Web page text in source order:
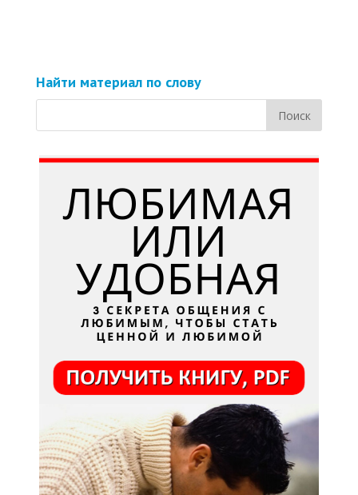
Найти материал по слову